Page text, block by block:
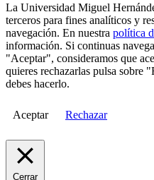
La Universidad Miguel
terceros para fines analíticos y
navegación. En nuestra política
información. Si continuas
"Aceptar", consideramos que
quieres rechazarlas pulsa sobre
debes hacerlo.
Aceptar Rechazar
Cerrar